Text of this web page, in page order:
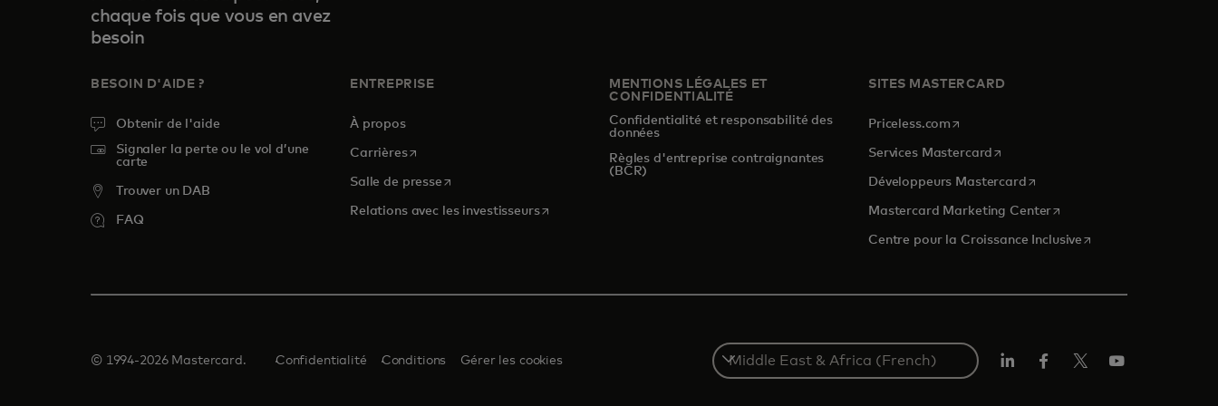
chaque fois que vous en avez
besoin
BESOIN D'AIDE ?
Obtenir de l'aide
Signaler la perte ou le vol d’une
carte
Trouver un DAB
FAQ
ENTREPRISE
À propos
Carrièress’ouvre dans un nouvel onglet
Salle de presses’ouvre dans un nouvel onglet
Relations avec les investisseurss’ouvre dans un nouvel onglet
MENTIONS LÉGALES ET
CONFIDENTIALITÉ
Confidentialité et responsabilité des
données
Règles d'entreprise contraignantes
(BCR)
SITES MASTERCARD
Priceless.com s’ouvre dans un nouvel onglet
Services Mastercard s’ouvre dans un nouvel onglet
Développeurs Mastercards’ouvre dans un nouvel onglet
Mastercard Marketing Centers’ouvre dans un nouvel
Centre pour la Croissance Inclusive s’ouvre dans un
© 1994-2026 Mastercard. Confidentialité Conditions Gérer les cookies
Select
a
country